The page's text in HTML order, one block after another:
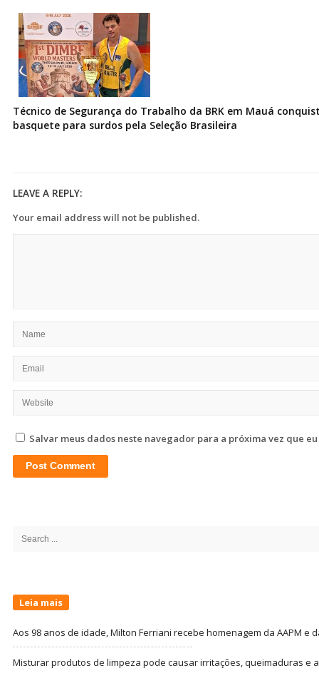
Técnico de Segurança do Trabalho da BRK em Mauá
basquete para surdos pela Seleção Brasileira
LEAVE A REPLY:
Your email address will not be published.
Salvar meus dados neste navegador para a próxima vez que
Search
Leia mais
Aos 98 anos de idade, Milton Ferriani recebe homenagem da AAPM e
Misturar produtos de limpeza pode causar irritações, queimaduras e